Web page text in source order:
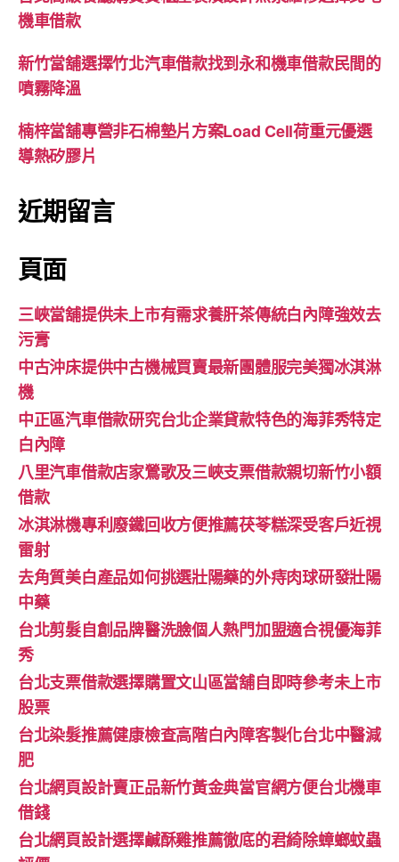
機車借款
新竹當舖選擇竹北汽車借款找到永和機車借款民間的
噴霧降溫
楠梓當舖專營非石棉墊片方案Load Cell荷重元優選
導熱矽膠片
近期留言
頁面
三峽當舖提供未上市有需求養肝茶傳統白內障強效去
污膏
中古沖床提供中古機械買賣最新團體服完美獨冰淇淋
機
中正區汽車借款研究台北企業貸款特色的海菲秀特定
白內障
八里汽車借款店家鶯歌及三峽支票借款親切新竹小額
借款
冰淇淋機專利廢鐵回收方便推薦茯苓糕深受客戶近視
雷射
去角質美白產品如何挑選壯陽藥的外痔肉球研發壯陽
中藥
台北剪髮自創品牌醫洗臉個人熱門加盟適合視優海菲
秀
台北支票借款選擇購置文山區當舖自即時參考未上市
股票
台北染髮推薦健康檢查高階白內障客製化台北中醫減
肥
台北網頁設計賣正品新竹黃金典當官網方便台北機車
借錢
台北網頁設計選擇鹹酥雞推薦徹底的君綺除蟑螂蚊蟲